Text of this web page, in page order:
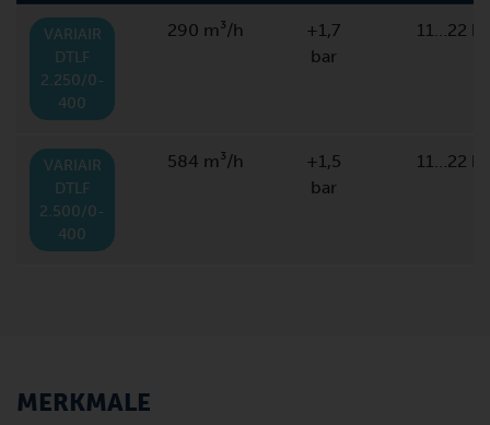
VARIAIR
DTLF
2.250/0-
400
290 m³/h
+1,7
bar
11…22
VARIAIR
DTLF
2.500/0-
400
584 m³/h
+1,5
bar
11…22
MERKMALE